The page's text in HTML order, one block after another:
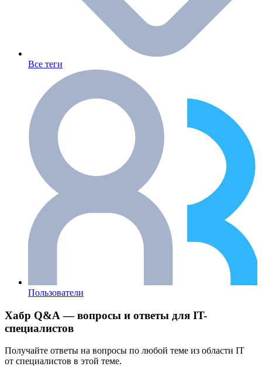
Все теги
Пользователи
Хабр Q&A — вопросы и ответы для IT-
специалистов
Получайте ответы на вопросы по любой теме из области IT
от специалистов в этой теме.